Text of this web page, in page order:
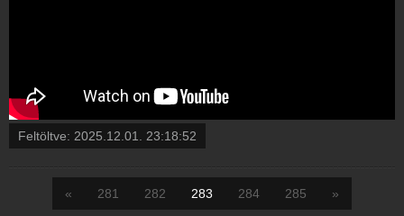
Feltöltve: 2025.12.01. 23:18:52
« 281 282 283 284 285 »